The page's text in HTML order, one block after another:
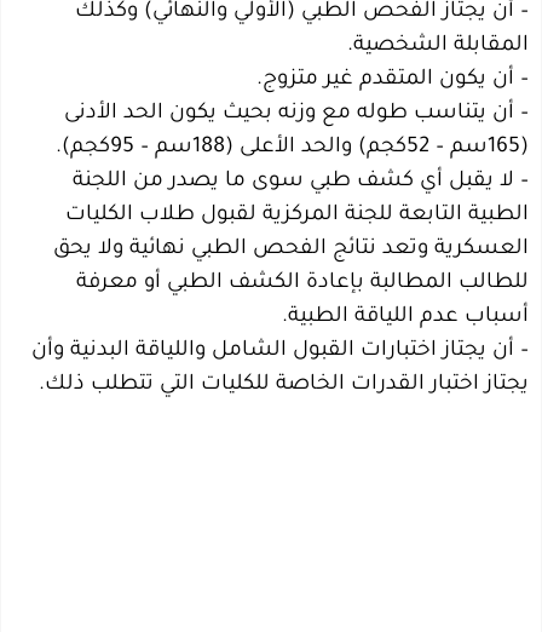
– أن يجتاز الفحص الطبي (الأولي والنهائي) وكذلك
المقابلة الشخصية.
– أن يكون المتقدم غير متزوج.
– أن يتناسب طوله مع وزنه بحيث يكون الحد الأدنى
(165سم – 52كجم) والحد الأعلى (188سم – 95كجم).
– لا يقبل أي كشف طبي سوى ما يصدر من اللجنة
الطبية التابعة للجنة المركزية لقبول طلاب الكليات
العسكرية وتعد نتائج الفحص الطبي نهائية ولا يحق
للطالب المطالبة بإعادة الكشف الطبي أو معرفة
أسباب عدم اللياقة الطبية.
– أن يجتاز اختبارات القبول الشامل واللياقة البدنية وأن
يجتاز اختبار القدرات الخاصة للكليات التي تتطلب ذلك.